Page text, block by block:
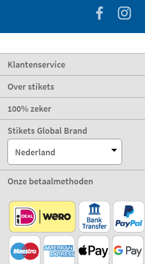
Klantenservice
Over stikets
100% zeker
Stikets Global Brand
Nederland
Onze betaalmethoden